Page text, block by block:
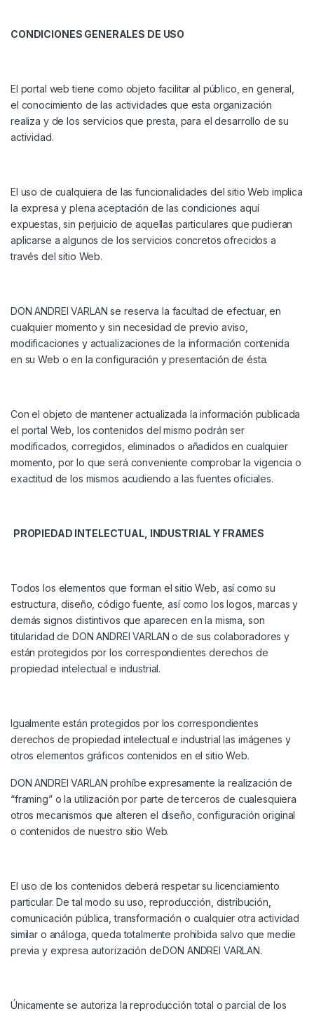
CONDICIONES GENERALES DE USO
El portal web tiene como objeto facilitar al público, en general,
el conocimiento de las actividades que esta organización
realiza y de los servicios que presta, para el desarrollo de su
actividad.
El uso de cualquiera de las funcionalidades del sitio Web implica
la expresa y plena aceptación de las condiciones aquí
expuestas, sin perjuicio de aquellas particulares que pudieran
aplicarse a algunos de los servicios concretos ofrecidos a
través del sitio Web.
DON ANDREI VARLAN se reserva la facultad de efectuar, en
cualquier momento y sin necesidad de previo aviso,
modificaciones y actualizaciones de la información contenida
en su Web o en la configuración y presentación de ésta.
Con el objeto de mantener actualizada la información publicada
el portal Web, los contenidos del mismo podrán ser
modificados, corregidos, eliminados o añadidos en cualquier
momento, por lo que será conveniente comprobar la vigencia o
exactitud de los mismos acudiendo a las fuentes oficiales.
PROPIEDAD INTELECTUAL, INDUSTRIAL Y FRAMES
Todos los elementos que forman el sitio Web, así como su
estructura, diseño, código fuente, así como los logos, marcas y
demás signos distintivos que aparecen en la misma, son
titularidad de DON ANDREI VARLAN o de sus colaboradores y
están protegidos por los correspondientes derechos de
propiedad intelectual e industrial.
Igualmente están protegidos por los correspondientes
derechos de propiedad intelectual e industrial las imágenes y
otros elementos gráficos contenidos en el sitio Web.
DON ANDREI VARLAN prohíbe expresamente la realización de
“framing” o la utilización por parte de terceros de cualesquiera
otros mecanismos que alteren el diseño, configuración original
o contenidos de nuestro sitio Web.
El uso de los contenidos deberá respetar su licenciamiento
particular. De tal modo su uso, reproducción, distribución,
comunicación pública, transformación o cualquier otra actividad
similar o análoga, queda totalmente prohibida salvo que medie
previa y expresa autorización deDON ANDREI VARLAN.
Únicamente se autoriza la reproducción total o parcial de los